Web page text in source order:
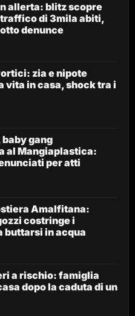
allerta: blitz scopre
di 3mila abiti,
denunce
zia e nipote
vita in casa, shock tra i
gang
al Mangiaplastica:
per atti
Amalfitana:
costringe i
buttarsi in acqua
a rischio: famiglia
dopo la caduta di un